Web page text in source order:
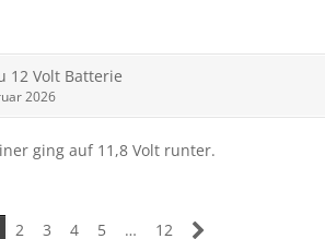
12 Volt Batterie
2026
ging auf 11,8 Volt runter.
2 3 4 5 … 12